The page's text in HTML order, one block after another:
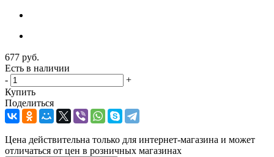
677 руб.
Есть в наличии
-
+
Купить
Поделиться
Цена действительна только для интернет-магазина и может
отличаться от цен в розничных магазинах